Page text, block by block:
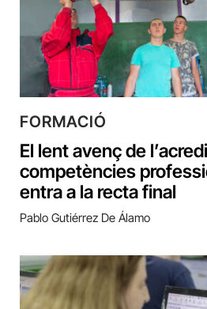
FORMACIÓ
El lent avenç de
competències
entra a la recta final
Pablo Gutiérrez De Álamo